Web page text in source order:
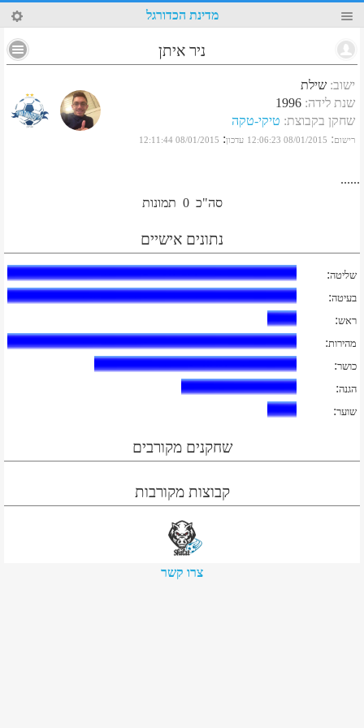
52 מדינת הכדורגל
ניר איתן
ישוב: שילת
שנת לידה:
1996
שחקן בקבוצת: טיקי-טקה
רישום:
08/01/2015 12:06:23 עדכון:
08/01/2015 12:11:44
......
סה"כ 0 תמונות
נתונים אישיים
שליטה:
בעיטה:
ראש:
מהירות:
כושר:
הגנה:
שוער:
שחקנים מקורבים
קבוצות מקורבות
צרו קשר